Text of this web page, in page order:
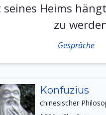
seines Heims
zu
Gespräche
Konfuzius
chinesischer